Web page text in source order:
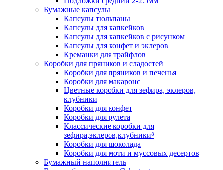
Бумажные капсулы
Капсулы тюльпаны
Капсулы для капкейков
Капсулы для капкейков с рисунком
Капсулы для конфет и эклеров
Креманки для трайфлов
Коробки для пряников и сладостей
Коробки для пряников и печенья
Коробки для макаронс
Цветные коробки для зефира, эклеров,
клубники
Коробки для конфет
Коробки для рулета
Классические коробки для
зефира,эклеров,клубники⁸
Коробки для шоколада
Коробки для моти и муссовых десертов
Бумажный наполнитель